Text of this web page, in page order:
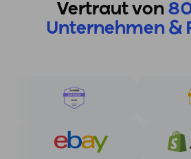
Vertraut von
Unternehmen &